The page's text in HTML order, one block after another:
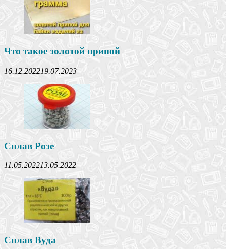
Что такое золотой припой
16.12.202219.07.2023
Сплав Розе
11.05.202213.05.2022
Сплав Вуда